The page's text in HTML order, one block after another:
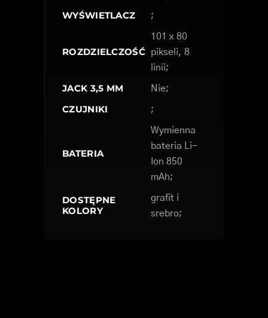
WYŚWIETLACZ ;
ROZDZIELCZOŚĆ
101 x 80
pikseli, 8
linii;
JACK 3,5 MM Nie;
CZUJNIKI ;
BATERIA
Wymienna
bateria Li-
Ion 850
mAh;
DOSTĘPNE
KOLORY
grafit i
srebro;